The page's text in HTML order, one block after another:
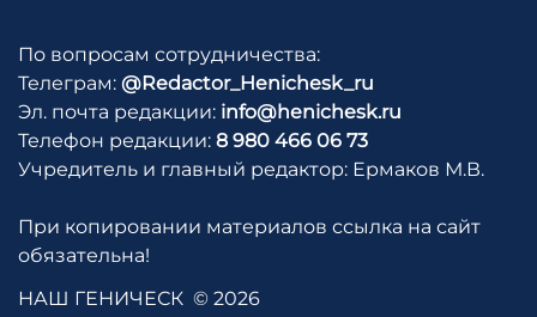
По вопросам сотрудничества:
Телеграм: @Redactor_Henichesk_ru
Эл. почта редакции: info@henichesk.ru
Телефон редакции: 8 980 466 06 73
Учредитель и главный редактор: Ермаков М.В.
При копировании материалов ссылка на сайт
обязательна!
НАШ ГЕНИЧЕСК © 2026